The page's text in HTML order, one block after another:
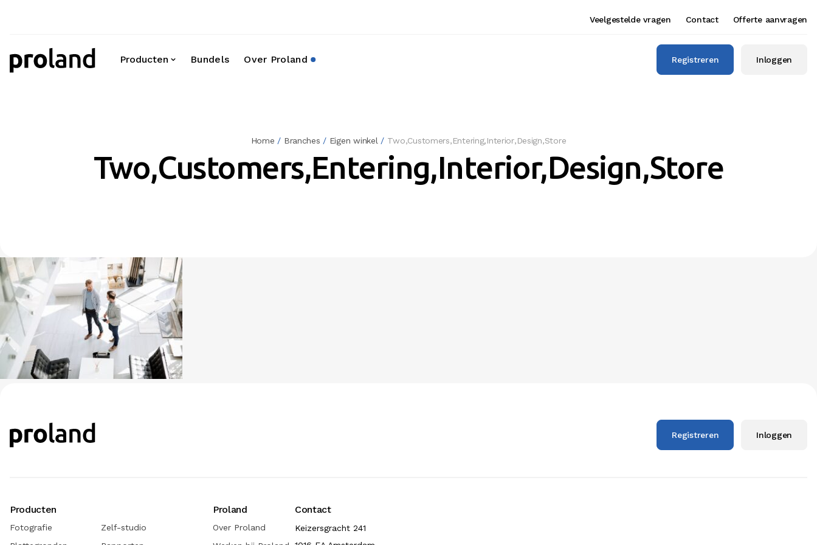
Veelgestelde vragen Contact Offerte aanvragen
Producten
Fotografie
360 graden fotografie
Hoogtefotografie
Virtual reality VR
Bundels Over Proland Registreren Inloggen
Home / Branches / Eigen winkel / Two,Customers,Entering,Interior,Design,Store
Two,Customers,Entering,Interior,Design,Store
Registreren Inloggen
Producten
Fotografie
Zelf-studio
Proland
Over Proland
Contact
Keizersgracht 241